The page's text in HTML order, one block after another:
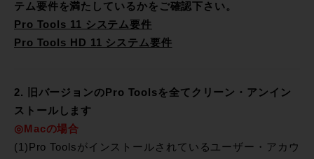
テム要件を満たしているかをご確認下さい。
Pro Tools 11 システム要件
Pro Tools HD 11 システム要件
2. 旧バージョンのPro Toolsを全てクリーン・アンイン
ストールします
◎Macの場合
(1)Pro Toolsがインストールされているユーザー・アカウ